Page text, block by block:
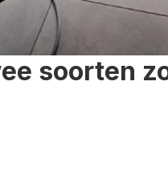
soorten